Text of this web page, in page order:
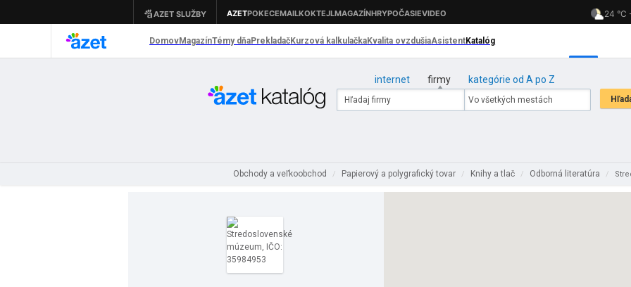
internet firmy kategórie od A po Z
Obchody a veľkoobchod / Papierový a polygrafický tovar / Knihy a tlač / Odborná literatúra /